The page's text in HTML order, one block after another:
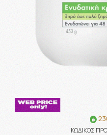
ΚΩΔΙΚΟΣ